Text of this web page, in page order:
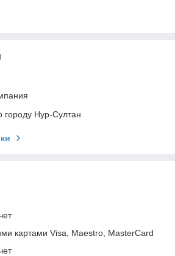
городу Нур-Султан
картами Visa, Maestro, MasterCard